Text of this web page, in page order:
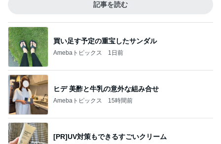
記事を読む
買い足す予定の重宝したサンダル
Amebaトピックス 1日前
ヒデ 美酢と牛乳の意外な組み合せ
Amebaトピックス 15時間前
[PR]UV対策もできるすごいクリーム